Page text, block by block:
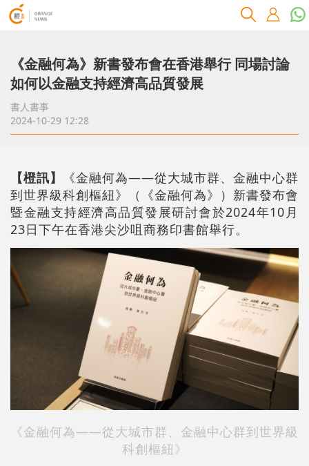
《金融何為》新書發布會在香港舉行 同場討論
如何以金融支持經濟高品質發展
書人書事
2024-10-29 12:28
【橙訊】
《金融何為——從大城市群、金融中心群
到世界級科創樞紐》（《金融何為》）新書發布會
暨金融支持經濟高品質發展研討會於2024年10月
23日下午在香港尖沙咀商務印書館舉行。
《金融何為——從大城市群、金融中心群到世界級
科創樞紐》